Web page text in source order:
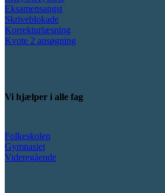
Eksamensangst
Skriveblokade
Korrekturlæsning
Kvote 2 ansøgning
Vi hjælper i alle fag
Folkeskolen
Gymnasiet
Videregående